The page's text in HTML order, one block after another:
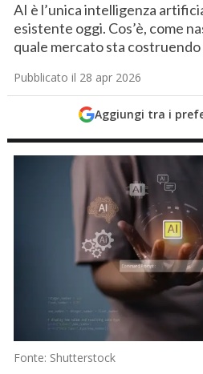
AI è l’unica intelligenza
esistente oggi. Cos’è, come
quale mercato sta costruendo
Pubblicato il 28 apr 2026
Aggiungi tra i
Fonte: Shutterstock